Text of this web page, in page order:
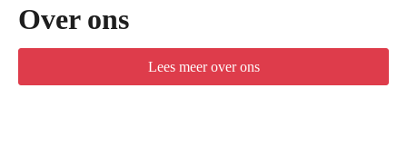
Over ons
Lees meer over ons